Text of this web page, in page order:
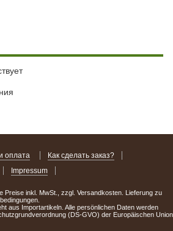
оплата
Как сделать заказ?
Impressum
Preise inkl. MwSt., zzgl. Versandkosten. Lieferung zu
aus Importartikeln. Alle persönlichen Daten werden
(DS-GVO) der Europäischen Union